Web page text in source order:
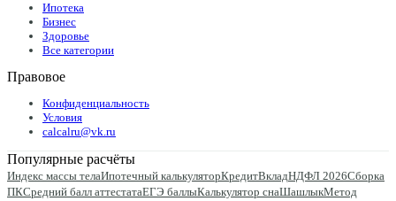
Ипотека
Бизнес
Здоровье
Все категории
Правовое
Конфиденциальность
Условия
calcalru@vk.ru
Популярные расчёты
Индекс массы телаИпотечный калькуляторКредитВкладНДФЛ 2026Сборка
ПКСредний балл аттестатаЕГЭ баллыКалькулятор снаШашлыкМетод